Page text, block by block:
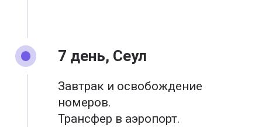
7 день, Сеул
Завтрак и освобождение
номеров.
Трансфер в аэропорт.